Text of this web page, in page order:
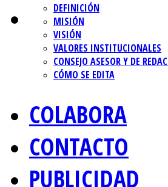
DEFINICIÓN
MISIÓN
VISIÓN
VALORES INSTITUCIONALES
CONSEJO ASESOR Y DE
CÓMO SE EDITA
COLABORA
CONTACTO
PUBLICIDAD